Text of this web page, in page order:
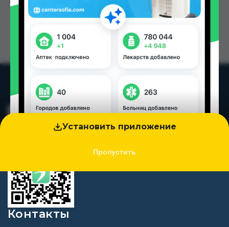
Установить приложение
Пропустить
Контакты